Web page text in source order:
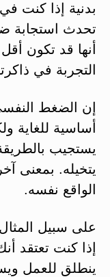
بدنية إذا كنت
تحدث استجابة
أنها قد تكون
التجربة في
إن الضغط
أساسية للغاية
يستجيب
يتخيله. بمعنى
الواقع نفسه.
على سبيل
إذا كنت تعتقد
ينطلق للعمل